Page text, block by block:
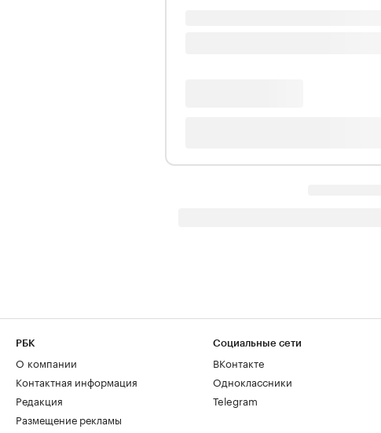
РБК
О компании
Контактная информация
Редакция
Размещение рекламы
Социальные сети
ВКонтакте
Одноклассники
Telegram